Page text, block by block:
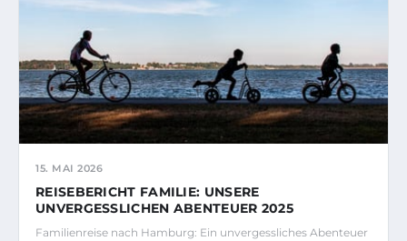
15. MAI 2026
REISEBERICHT FAMILIE: UNSERE
UNVERGESSLICHEN ABENTEUER 2025
Familienreise nach Hamburg: Ein unvergessliches Abenteuer